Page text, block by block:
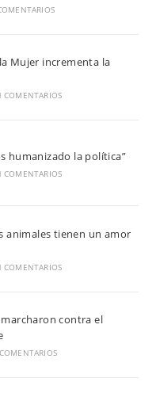
Mujer incrementa la
COMENTARIOS
humanizado la política”
COMENTARIOS
animales tienen un amor
COMENTARIOS
contra el